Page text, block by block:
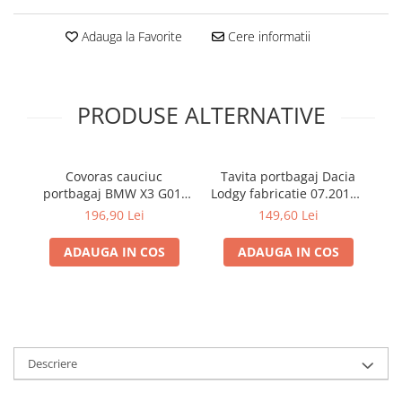
Adauga la Favorite Cere informatii
PRODUSE ALTERNATIVE
Covoras cauciuc
portbagaj BMW X3 G01,
11.2017-prezent, Rigum
196,90 Lei
ADAUGA IN COS
Tavita portbagaj Dacia
Lodgy fabricatie 07.2012 -
prezent (7 locuri)
149,60 Lei
ADAUGA IN COS
Descriere